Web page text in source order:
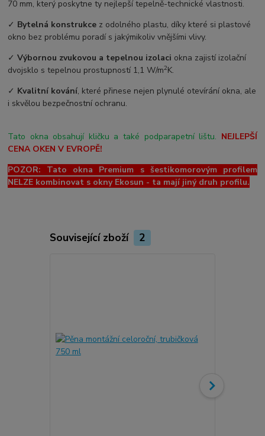
70 mm, který poskytne ty nejlepší tepelně-technické vlastnosti.
✓ Bytelná konstrukce z odolného plastu, díky které si plastové
okno bez problému poradí s jakýmikoliv vnějšími vlivy.
✓Výbornou zvukovou a tepelnou izolaci okna zajistí izolační
dvojsklo s tepelnou prostupností 1,1 W/m2K.
✓ Kvalitní kování, které přinese nejen plynulé otevírání okna, ale
i skvělou bezpečnostní ochranu.
Tato okna obsahují kličku a také podparapetní lištu. NEJLEPŠÍ
CENA OKEN V EVROPĚ!
POZOR: Tato okna Premium s šestikomorovým profilem
NELZE kombinovat s okny Ekosun - ta mají jiný druh profilu.
Související zboží 2